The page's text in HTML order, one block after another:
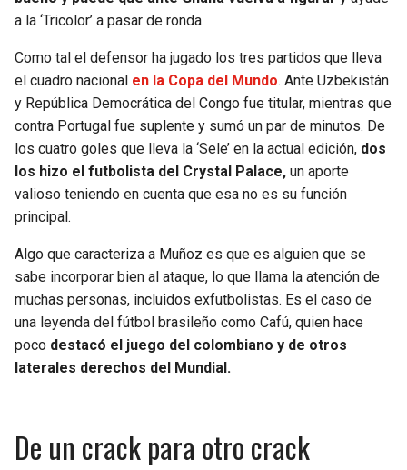
SAINTS
BUCCANEERS
a la ‘Tricolor’ a pasar de ronda.
Como tal el defensor ha jugado los tres partidos que lleva
el cuadro nacional en la Copa del Mundo. Ante Uzbekistán
y República Democrática del Congo fue titular, mientras que
contra Portugal fue suplente y sumó un par de minutos. De
los cuatro goles que lleva la ‘Sele’ en la actual edición, dos
los hizo el futbolista del Crystal Palace, un aporte
valioso teniendo en cuenta que esa no es su función
principal.
Algo que caracteriza a Muñoz es que es alguien que se
sabe incorporar bien al ataque, lo que llama la atención de
muchas personas, incluidos exfutbolistas. Es el caso de
una leyenda del fútbol brasileño como Cafú, quien hace
poco destacó el juego del colombiano y de otros
laterales derechos del Mundial.
De un crack para otro crack